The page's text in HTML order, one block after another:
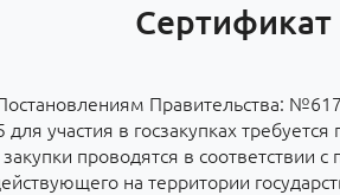
Правительства:
участия в госзакупках
проводятся в соответствии
на территории